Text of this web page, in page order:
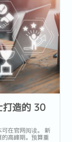
打造的 30
在官网阅读。 新
高峰期。预算重